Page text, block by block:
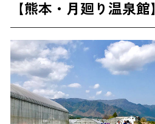
【熊本・月廻り温泉館】